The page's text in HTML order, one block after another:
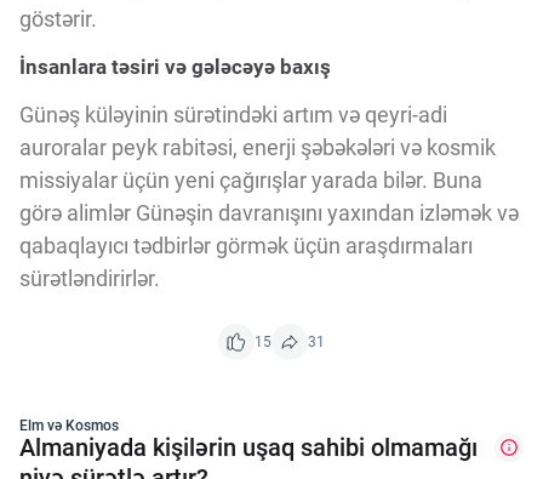
göstərir.
İnsanlara təsiri və gələcəyə baxış
Günəş küləyinin sürətindəki artım və qeyri-adi
auroralar peyk rabitəsi, enerji şəbəkələri və kosmik
missiyalar üçün yeni çağırışlar yarada bilər. Buna
görə alimlər Günəşin davranışını yaxından izləmək və
qabaqlayıcı tədbirlər görmək üçün araşdırmaları
sürətləndirirlər.
15 31
Elm və Kosmos
Almaniyada kişilərin uşaq sahibi olmamağı